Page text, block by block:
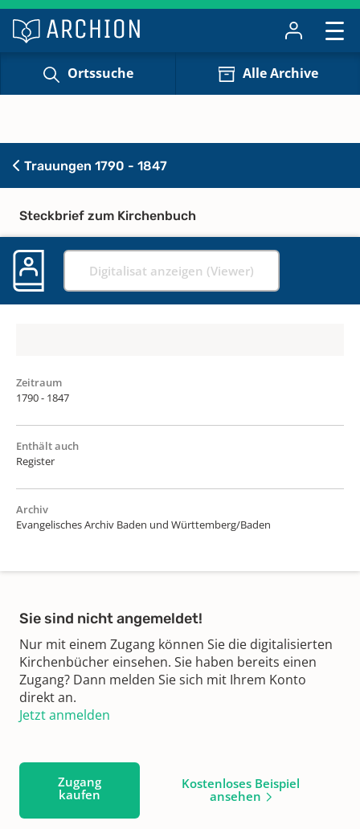
Ortssuche Alle Archive
Trauungen 1790 - 1847
Steckbrief zum Kirchenbuch
Digitalisat anzeigen (Viewer)
Zeitraum
1790 - 1847
Enthält auch
Register
Archiv
Evangelisches Archiv Baden und Württemberg/Baden
Sie sind nicht angemeldet!
Nur mit einem Zugang können Sie die digitalisierten
Kirchenbücher einsehen. Sie haben bereits einen
Zugang? Dann melden Sie sich mit Ihrem Konto
direkt an.
Jetzt anmelden
Zugang
kaufen
Kostenloses Beispiel
ansehen